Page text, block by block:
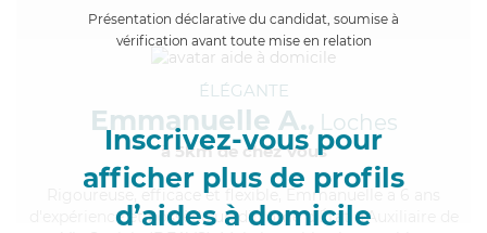
Présentation déclarative du candidat, soumise à
vérification avant toute mise en relation
Inscrivez-vous pour
afficher plus de profils
d’aides à domicile
ÉLÉGANTE
Emmanuelle A., Loches
à 5km de chez Vous
, efficace et flexible, Emmanuelle a 6 ans
d'expérience et possède un diplôme d'État d'Auxiliaire de